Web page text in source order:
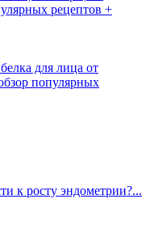
рецептов +
для лица от
популярных
к росту эндометрии?...